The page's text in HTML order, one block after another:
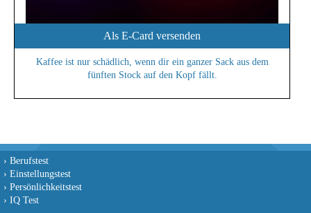
Als E-Card versenden
Kaffee ist nur schädlich, wenn dir ein ganzer Sack aus dem
fünften Stock auf den Kopf fällt.
› Berufstest
› Einstellungstest
› Persönlichkeitstest
› IQ Test